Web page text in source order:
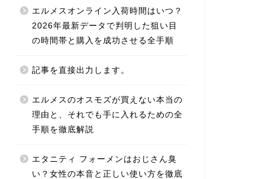
エルメスオンライン入荷時間はいつ？
2026年最新データで判明した狙い目
の時間帯と購入を成功させる全手順
記事を直接出力します。
エルメスのオスモズが買えない本当の
理由と、それでも手に入れるための全
手順を徹底解説
エタニティ フォーメンはおじさん臭
い？女性の本音と正しい使い方を徹底